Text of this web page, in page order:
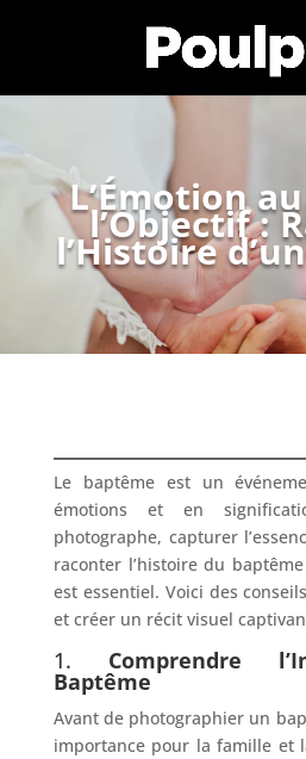
L’Émotion
l’Objectif :
l’Histoire
Le baptême est un
émotions et en
photographe, capturer
raconter l’histoire du
est essentiel. Voici des
et créer un récit visuel
1. Comprendre
Baptême
Avant de photographier un
importance pour la famille et